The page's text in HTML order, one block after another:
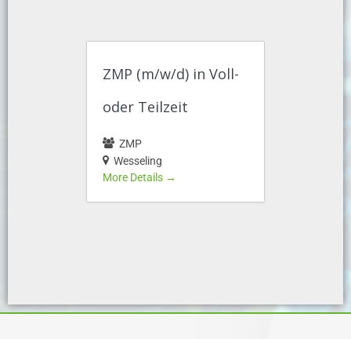
ZMP (m/w/d) in Voll-
oder Teilzeit
ZMP
Wesseling
More Details